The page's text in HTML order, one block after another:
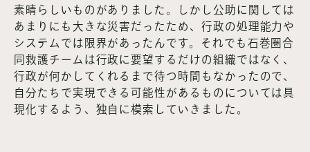
素晴らしいものがありました。しかし公助に関しては
あまりにも大きな災害だったため、行政の処理能力や
システムでは限界があったんです。それでも石巻圏合
同救護チームは行政に要望するだけの組織ではなく、
行政が何かしてくれるまで待つ時間もなかったので、
自分たちで実現できる可能性があるものについては具
現化するよう、独自に模索していきました。